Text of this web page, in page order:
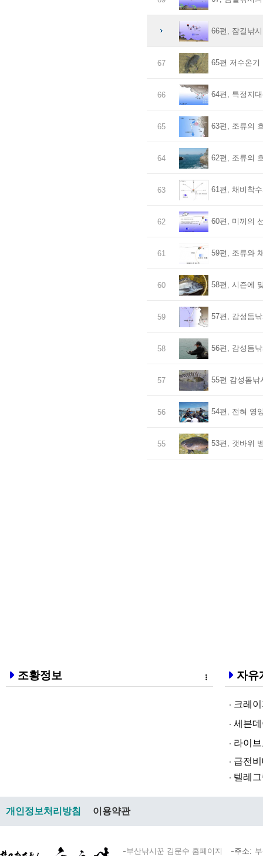
66편, 잠길낚시
67 65편 저수온기
66 64편, 특정지
65 63편, 조류의
64 62편, 조류의
63 61편, 채비착
62 60편, 미끼의
61 59편, 조류와
60 58편, 시즌에
59 57편, 감성돔
58 56편, 감성돔
57 55편 감성돔낚
56 54편, 전혀 영
55 53편, 갯바위
조황정보 자유
크레이지
세븐데이
라­이브토­
급전비대면
텔레그램
개인정보처리방침 이용약관
부산낚시꾼 김문수 홈페이지 주소